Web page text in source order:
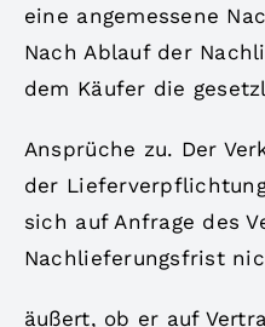
eine angemessene
Nach Ablauf der
dem Käufer die
Ansprüche zu. Der
der
sich auf Anfrage des
Nachlieferungsfrist
äußert, ob er auf